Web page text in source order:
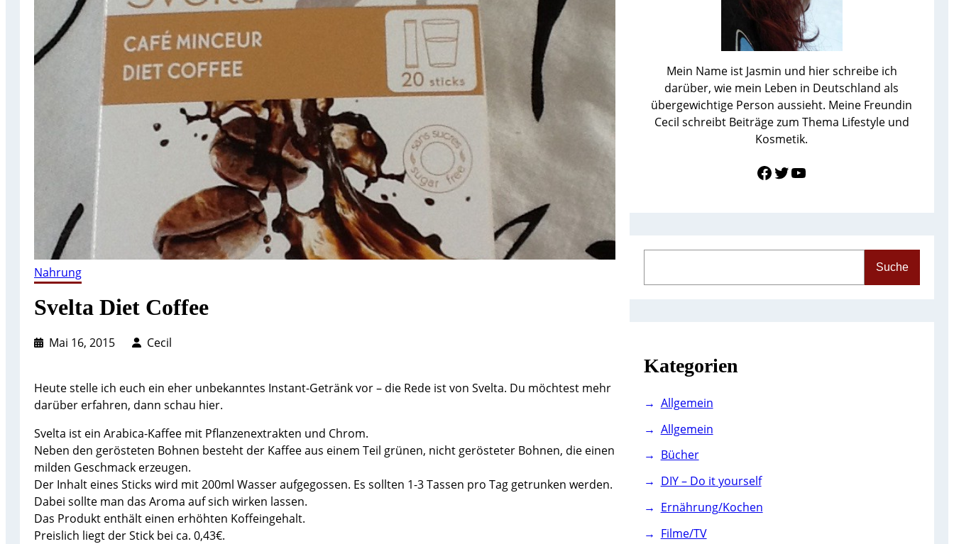
Nahrung
Svelta Diet Coffee
Mai 16, 2015 Cecil
Heute stelle ich euch ein eher unbekanntes Instant-Getränk vor – die Rede ist von Svelta. Du möchtest mehr
darüber erfahren, dann schau hier.
Svelta ist ein Arabica-Kaffee mit Pflanzenextrakten und Chrom.
Neben den gerösteten Bohnen besteht der Kaffee aus einem Teil grünen, nicht gerösteter Bohnen, die einen
milden Geschmack erzeugen.
Der Inhalt eines Sticks wird mit 200ml Wasser aufgegossen. Es sollten 1-3 Tassen pro Tag getrunken werden.
Dabei sollte man das Aroma auf sich wirken lassen.
Das Produkt enthält einen erhöhten Koffeingehalt.
Preislich liegt der Stick bei ca. 0,43€.
Mein Name ist Jasmin und hier schreibe ich
darüber, wie mein Leben in Deutschland als
übergewichtige Person aussieht. Meine Freundin
Cecil schreibt Beiträge zum Thema Lifestyle und
Kosmetik.
Link zu Facebook Twitter YouTube
Suche
Kategorien
Allgemein
Allgemein
Bücher
DIY – Do it yourself
Ernährung/Kochen
Filme/TV